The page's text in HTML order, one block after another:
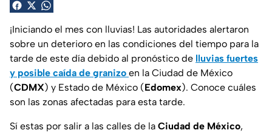
¡Iniciando el mes con lluvias! Las autoridades alertaron
sobre un deterioro en las condiciones del tiempo para la
tarde de este día debido al pronóstico de lluvias fuertes
y posible caída de granizo en la Ciudad de México
(CDMX) y Estado de México (Edomex). Conoce cuáles
son las zonas afectadas para esta tarde.
Sí estas por salir a las calles de la Ciudad de México,